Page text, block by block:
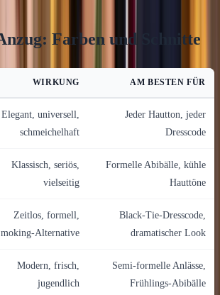
Farben und Schnitte
WIRKUNG AM BESTEN FÜR
Elegant, universell,
schmeichelhaft
Jeder Hautton, jeder
Dresscode
Klassisch, seriös,
vielseitig
Formelle Abibälle, kühle
Hauttöne
Zeitlos, formell,
Alternative
Black-Tie-Dresscode,
dramatischer Look
Modern, frisch,
jugendlich
Semi-formelle Anlässe,
Frühlings-Abibälle